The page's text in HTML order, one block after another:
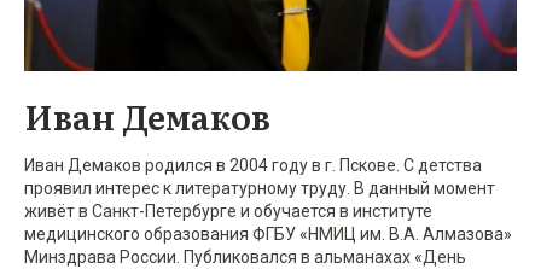
Иван Демаков
Иван Демаков родился в 2004 году в г. Пскове. С детства
проявил интерес к литературному труду. В данный момент
живёт в Санкт-Петербурге и обучается в институте
медицинского образования ФГБУ «НМИЦ им. В.А. Алмазова»
Минздрава России. Публиковался в альманахах «День